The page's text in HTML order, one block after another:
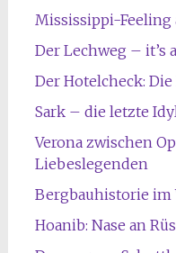
Mississippi-Feeling
Der Lechweg – it’s
Der Hotelcheck:
Sark – die letzte
Verona zwischen
Liebeslegenden
Bergbauhistorie im
Hoanib: Nase an